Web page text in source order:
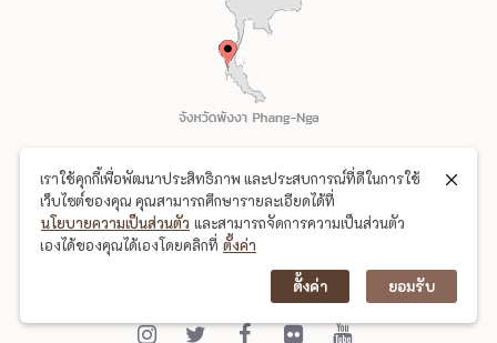
เราใช้คุกกี้เพื่อพัฒนาประสิทธิภาพ และประสบการณ์ที่ดีในการใช้
เว็บไซต์ของคุณ คุณสามารถศึกษารายละเอียดได้ที่
นโยบายความเป็นส่วนตัว และสามารถจัดการความเป็นส่วนตัว
เองได้ของคุณได้เองโดยคลิกที่ ตั้งค่า
ตั้งค่า ยอมรับ